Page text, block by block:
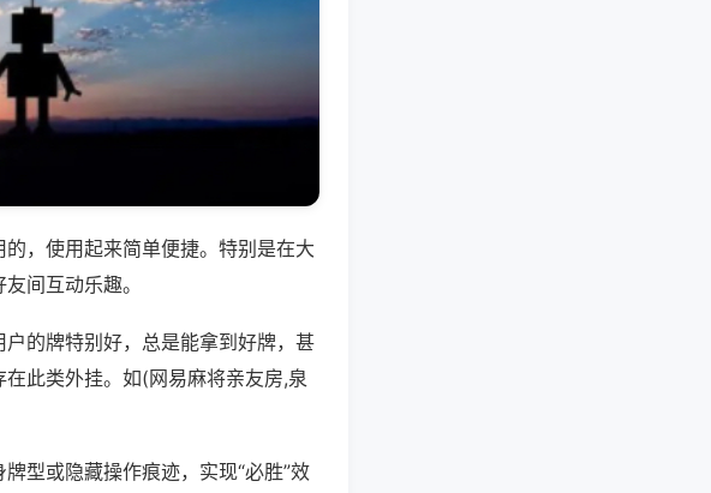
，使用起来简单便捷。特别是在大
间互动乐趣。
的牌特别好，总是能拿到好牌，甚
此类外挂。如(网易麻将亲友房,泉
型或隐藏操作痕迹，实现“必胜”效